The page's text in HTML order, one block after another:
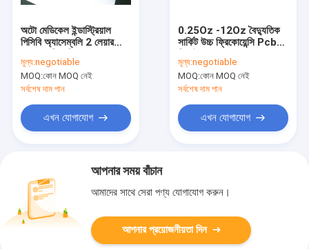
অটো মেডিকেল ইন্ডাস্ট্রিয়াল
পিসিবি অ্যাসেম্বলি 2 লেয়ার
মূল্য:negotiable
MOQ:কোন MOQ নেই
সর্বশেষ দাম পান
এখন যোগাযোগ
0.25Oz -12Oz বৈদ্যুতিক
সার্কিট উচ্চ ফ্রিকোয়েন্সি Pcb
মূল্য:negotiable
MOQ:কোন MOQ নেই
সর্বশেষ দাম পান
এখন যোগাযোগ
আপনার সময় বাঁচান
আমাদের সাথে সেরা পণ্য যোগাযোগ করুন।
আপনার প্রয়োজনীয়তা দিন